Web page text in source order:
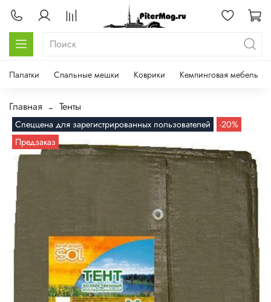
Палатки Спальные мешки Коврики Кемпинговая мебель
Главная Тенты
Спеццена для зарегистрированных пользователей
-20%
Предзаказ